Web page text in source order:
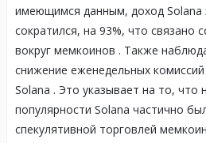
имеющимся данным, доход Solana
сократился, на 93%, что связано
вокруг мемкоинов . Также
снижение еженедельных комиссий
Solana . Это указывает на то, что
популярности Solana частично
спекулятивной торговлей